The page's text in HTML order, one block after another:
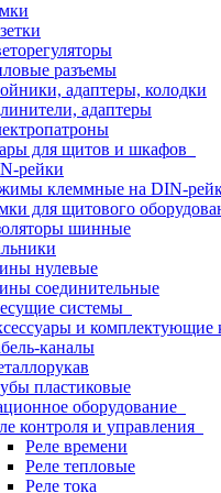
разъемы
адаптеры, колодки
адаптеры
для щитов и шкафов
рейки
клеммные на DIN-
для щитового
шинные
нулевые
соединительные
системы
и комплектующие
каналы
пластиковые
оборудование
контроля и управления
Реле времени
Реле тепловые
Реле тока